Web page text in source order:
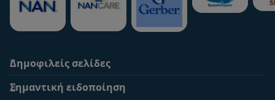
Δημοφιλείς σελίδες
Οι Ειδικοί μας
Σημαντική ειδοποίηση